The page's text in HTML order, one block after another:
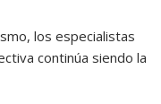
los especialistas
continúa siendo la